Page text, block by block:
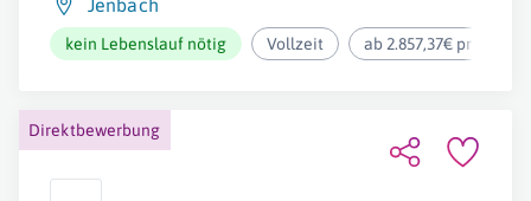
Jenbach
kein Lebenslauf nötig Vollzeit ab 2.857,37€ pro
Direktbewerbung